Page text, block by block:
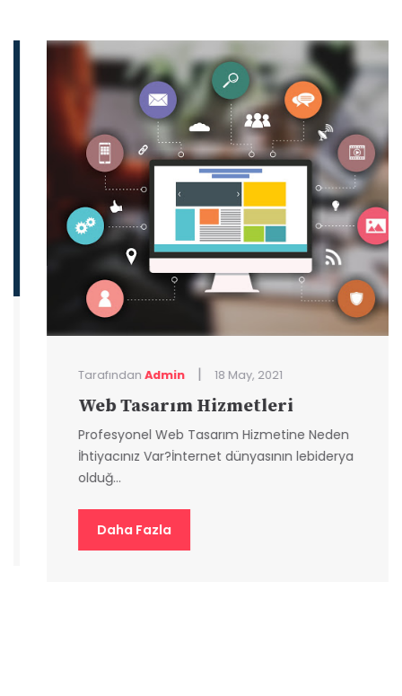
TarafındanAdmin | 18 May, 2021
Web Tasarım Hizmetleri
Profesyonel Web Tasarım Hizmetine Neden
İhtiyacınız Var?İnternet dünyasının lebiderya
olduğ...
Daha Fazla